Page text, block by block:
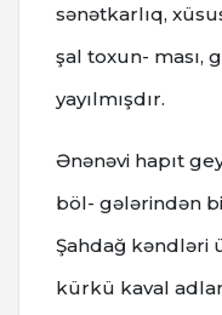
sənətkarlıq,
şal toxun- ması,
yayılmışdır.
Ənənəvi hapıt
böl- gələrindən
Şahdağ kəndləri
kürkü kaval